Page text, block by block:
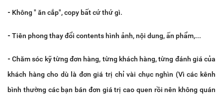
- Không " ăn cắp", copy bất cứ thứ gì.
- Tiên phong thay đổi contents hình ảnh, nội dung, ấn phẩm,...
-Chăm sóc kỹ từng đơn hàng, từng khách hàng, từng đánh giá của
khách hàng cho dù là đơn giá trị chỉ vài chục nghìn (Vì các kênh
bình thường các bạn bán đơn giá trị cao quen rồi nên không quán